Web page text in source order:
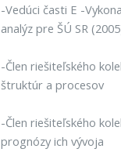
-Vedúci časti E -
analýz pre ŠÚ SR
-Člen riešiteľského
štruktúr a procesov
-Člen riešiteľského
prognózy ich vývoja